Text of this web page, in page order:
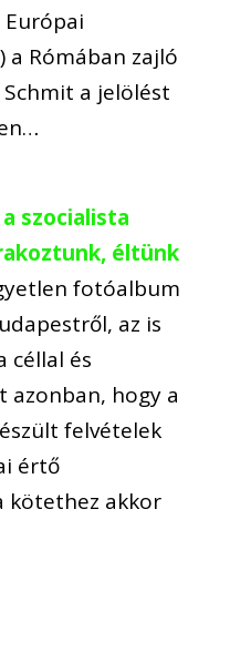
a Rómában zajló
Schmit a jelölést
szocialista
éltünk
fotóalbum
az is
céllal és
azonban, hogy a
felvételek
értő
kötethez akkor